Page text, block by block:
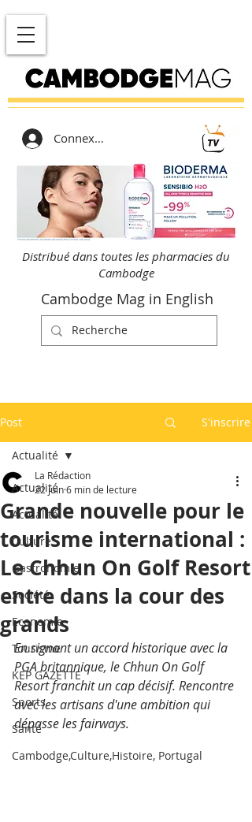
Connexion
Distribué dans toutes les pharmacies du
Cambodge
Cambodge Mag in English
Post S'inscrire
Actualité
Actualité
Culture
Gastronomie
Société
Economie
Tourisme
KEP GAZETTE
Sports
Santé
Cambodge,Culture,Histoire, Portugal
Actualité
Grande nouvelle pour le
tourisme international :
Le Chhun On Golf Resort
entre dans la cour des
grands
La Rédaction
22 juin6 min de lecture
En signant un accord historique avec la
PGA britannique, le Chhun On Golf
Resort franchit un cap décisif. Rencontre
avec les artisans d'une ambition qui
dépasse les fairways.